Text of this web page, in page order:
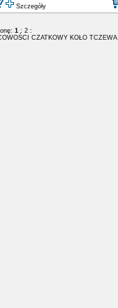
Szczegóły
1 : 2 :
CZATKOWY KOŁO TCZEWA